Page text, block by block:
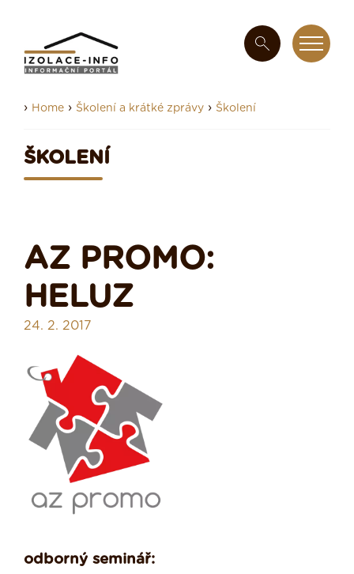
› Home › Školení a krátké zprávy › Školení
ŠKOLENÍ
AZ PROMO:
HELUZ
24. 2. 2017
odborný seminář: